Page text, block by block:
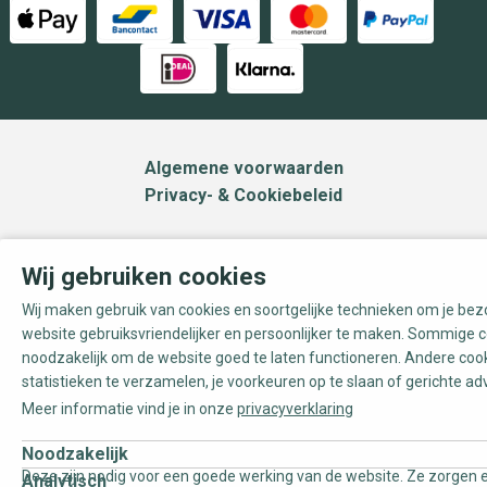
Algemene voorwaarden
Privacy- & Cookiebeleid
Wij gebruiken cookies
Wij maken gebruik van cookies en soortgelijke technieken om je
website gebruiksvriendelijker en persoonlijker te maken. Sommige
noodzakelijk om de website goed te laten functioneren. Andere
statistieken te verzamelen, je voorkeuren op te slaan of gerichte
Meer informatie vind je in onze privacyverklaring
Noodzakelijk
Deze zijn nodig voor een goede werking van de website. Ze zorgen
Analytisch